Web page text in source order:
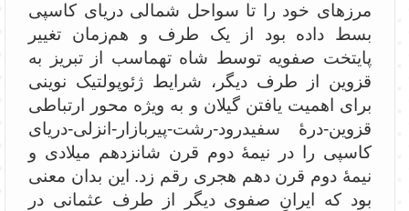
مرزهای خود را تا سواحل شمالی دریای کاسپی
بسط داده بود از یک طرف و هم‌زمان تغییر
پایتخت صفویه توسط شاه ‌تهماسب از تبریز به
قزوین از طرف دیگر، شرایط ژئوپولتیک نوینی
برای اهمیت یافتن گیلان و به ویژه محور ارتباطی
قزوین-درۀ سفیدرود-رشت-پیربازار-انزلی-دریای
کاسپی را در نیمۀ دوم قرن شانزدهم میلادی و
نیمۀ دوم قرن دهم هجری رقم زد. این بدان معنی
بود که ایرانِ صفوی دیگر از طرف عثمانی در